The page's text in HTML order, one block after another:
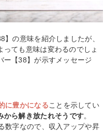
の意味を紹介しましたが、
ても意味は変わるのでしょ
ー【38】が示すメッセージ
に豊かになることを示してい
から解き放たれそうです。
数字なので、収入アップや昇